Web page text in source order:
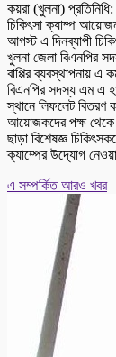
কয়রা (খুলনা) প্রতিনিধি:
চিকিৎসা ক্যাম্প
আগস্ট এ দিনব্যাপী
খুলনা জেলা বিএনপির
বাপ্পির ব্যবস্থাপনায়
বিএনপির সদস্য এম এ
স্থানে লিফলেট বিতরণ
আয়োজকদের পক্ষ থেকে
ছাড়া বিশেষজ্ঞ
ক্যাম্পের উদ্যোগ
এ সম্পর্কিত আরও খবর